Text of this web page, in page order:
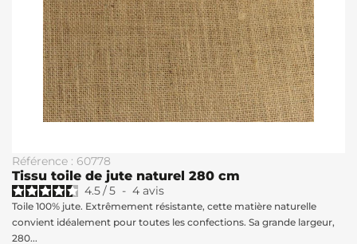
Référence : 60778
Tissu toile de jute naturel 280 cm
4.5/5 - 4 avis
Toile 100% jute. Extrêmement résistante, cette matière naturelle
convient idéalement pour toutes les confections. Sa grande largeur,
280...